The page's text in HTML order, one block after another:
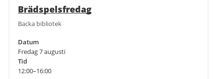
Brädspelsfredag
Backa bibliotek
Datum
Fredag 7 augusti
Tid
12:00–16:00